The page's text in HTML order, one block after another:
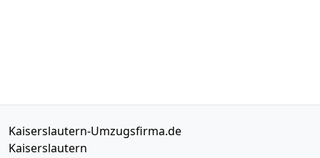
Kaiserslautern-Umzugsfirma.de
Kaiserslautern